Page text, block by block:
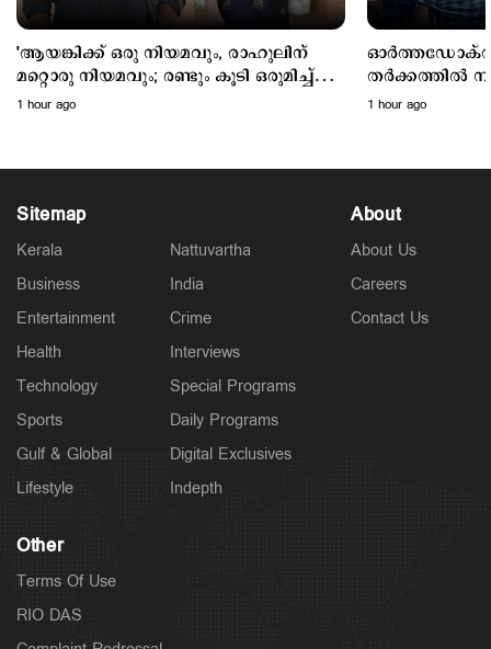
അര്‍ജുന്‍ തലശേരി സബ് ജയിലിലേക്ക്; സഹോദരനെ
ജാമ്യത്തിലിറക്കാൻ എത്തിയത് ഗുണ്ട
'ആയങ്കിക്ക് ഒരു നിയമവും, രാഹുലിന്
മറ്റൊരു നിയമവും; രണ്ടും കൂടി ഒരുമിച്ച്
വേണ്ടാ...'
1 hour ago
തർക്കത്തിൽ
സമവായത്തിന്
1 hour ago
Sitemap
Kerala
Business
Entertainment
Health
Technology
Sports
Gulf & Global
Lifestyle
Nattuvartha
India
Crime
Interviews
Special Programs
Daily Programs
Digital Exclusives
Indepth
About
About Us
Careers
Contact Us
Other
Terms Of Use
RIO DAS